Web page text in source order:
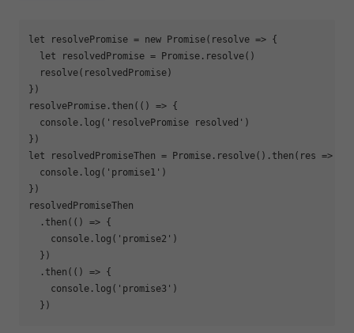
let resolvePromise = new Promise( resolve => {
let resolvedPromise = Promise .resolve()
  resolve(resolvedPromise)
})
resolvePromise.then( () => {
console .log( 'resolvePromise resolved' )
let resolvedPromiseThen = Promise .resolve().then( res =>
console .log( 'promise1' )
})
resolvedPromiseThen
  .then(
() => {
console .log( 'promise2' )
  })
  .then(
() => {
console .log( 'promise3' )